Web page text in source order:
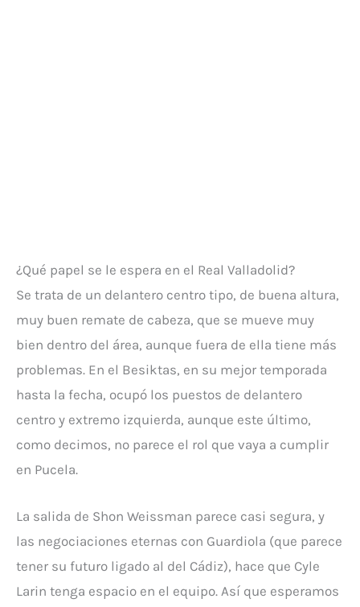
¿Qué papel se le espera en el Real Valladolid?
Se trata de un delantero centro tipo, de buena altura,
muy buen remate de cabeza, que se mueve muy
bien dentro del área, aunque fuera de ella tiene más
problemas. En el Besiktas, en su mejor temporada
hasta la fecha, ocupó los puestos de delantero
centro y extremo izquierda, aunque este último,
como decimos, no parece el rol que vaya a cumplir
en Pucela.
La salida de Shon Weissman parece casi segura, y
las negociaciones eternas con Guardiola (que parece
tener su futuro ligado al del Cádiz), hace que Cyle
Larin tenga espacio en el equipo. Así que esperamos